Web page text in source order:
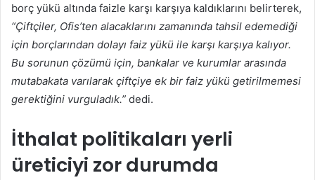
borç yükü altında faizle karşı karşıya kaldıklarını belirterek,
“Çiftçiler, Ofis’ten alacaklarını zamanında tahsil edemediği
için borçlarından dolayı faiz yükü ile karşı karşıya kalıyor.
Bu sorunun çözümü için, bankalar ve kurumlar arasında
mutabakata varılarak çiftçiye ek bir faiz yükü getirilmemesi
gerektiğini vurguladık.” dedi.
İthalat politikaları yerli
üreticiyi zor durumda